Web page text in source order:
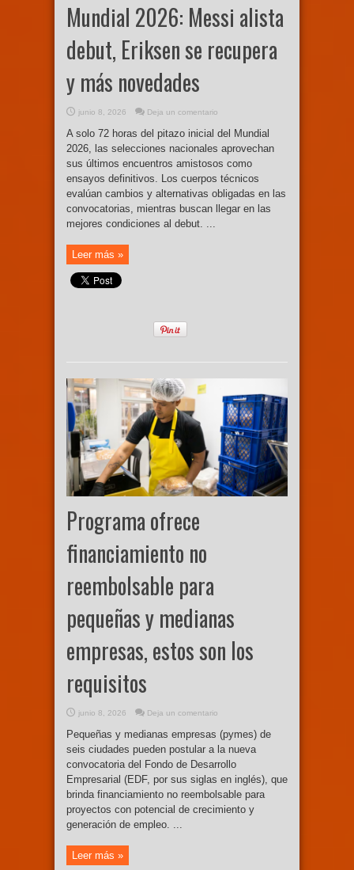
Mundial 2026: Messi alista
debut, Eriksen se recupera
y más novedades
junio 8, 2026 Deja un comentario
A solo 72 horas del pitazo inicial del Mundial
2026, las selecciones nacionales aprovechan
sus últimos encuentros amistosos como
ensayos definitivos. Los cuerpos técnicos
evalúan cambios y alternativas obligadas en las
convocatorias, mientras buscan llegar en las
mejores condiciones al debut. ...
Leer más »
Programa ofrece
financiamiento no
reembolsable para
pequeñas y medianas
empresas, estos son los
requisitos
junio 8, 2026 Deja un comentario
Pequeñas y medianas empresas (pymes) de
seis ciudades pueden postular a la nueva
convocatoria del Fondo de Desarrollo
Empresarial (EDF, por sus siglas en inglés), que
brinda financiamiento no reembolsable para
proyectos con potencial de crecimiento y
generación de empleo. ...
Leer más »